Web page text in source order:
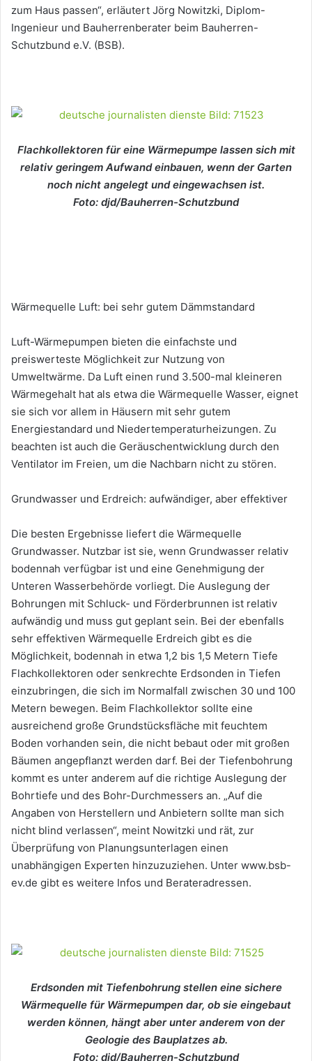
zum Haus passen“, erläutert Jörg Nowitzki, Diplom-
Ingenieur und Bauherrenberater beim Bauherren-
Schutzbund e.V. (BSB).
Flachkollektoren für eine Wärmepumpe lassen sich mit
relativ geringem Aufwand einbauen, wenn der Garten
noch nicht angelegt und eingewachsen ist.
Foto: djd/Bauherren-Schutzbund
Wärmequelle Luft: bei sehr gutem Dämmstandard
Luft-Wärmepumpen bieten die einfachste und
preiswerteste Möglichkeit zur Nutzung von
Umweltwärme. Da Luft einen rund 3.500-mal kleineren
Wärmegehalt hat als etwa die Wärmequelle Wasser, eignet
sie sich vor allem in Häusern mit sehr gutem
Energiestandard und Niedertemperaturheizungen. Zu
beachten ist auch die Geräuschentwicklung durch den
Ventilator im Freien, um die Nachbarn nicht zu stören.
Grundwasser und Erdreich: aufwändiger, aber effektiver
Die besten Ergebnisse liefert die Wärmequelle
Grundwasser. Nutzbar ist sie, wenn Grundwasser relativ
bodennah verfügbar ist und eine Genehmigung der
Unteren Wasserbehörde vorliegt. Die Auslegung der
Bohrungen mit Schluck- und Förderbrunnen ist relativ
aufwändig und muss gut geplant sein. Bei der ebenfalls
sehr effektiven Wärmequelle Erdreich gibt es die
Möglichkeit, bodennah in etwa 1,2 bis 1,5 Metern Tiefe
Flachkollektoren oder senkrechte Erdsonden in Tiefen
einzubringen, die sich im Normalfall zwischen 30 und 100
Metern bewegen. Beim Flachkollektor sollte eine
ausreichend große Grundstücksfläche mit feuchtem
Boden vorhanden sein, die nicht bebaut oder mit großen
Bäumen angepflanzt werden darf. Bei der Tiefenbohrung
kommt es unter anderem auf die richtige Auslegung der
Bohrtiefe und des Bohr-Durchmessers an. „Auf die
Angaben von Herstellern und Anbietern sollte man sich
nicht blind verlassen“, meint Nowitzki und rät, zur
Überprüfung von Planungsunterlagen einen
unabhängigen Experten hinzuzuziehen. Unter www.bsb-
ev.de gibt es weitere Infos und Berateradressen.
Erdsonden mit Tiefenbohrung stellen eine sichere
Wärmequelle für Wärmepumpen dar, ob sie eingebaut
werden können, hängt aber unter anderem von der
Geologie des Bauplatzes ab.
Foto: djd/Bauherren-Schutzbund